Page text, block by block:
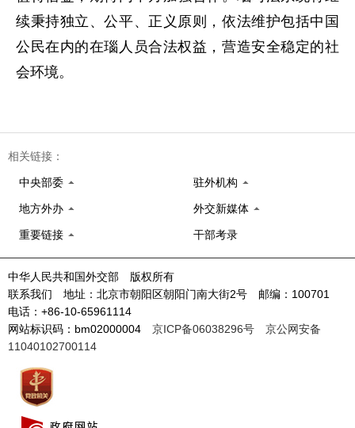
续秉持独立、公平、正义原则，依法维护包括中国
公民在内的在瑙人员合法权益，营造安全稳定的社
会环境。
相关链接：
中央部委 驻外机构
地方外办 外交新媒体
重要链接 干部考录
中华人民共和国外交部 版权所有
联系我们 地址：北京市朝阳区朝阳门南大街2号 邮编：100701
电话：+86-10-65961114
网站标识码：bm02000004 京ICP备06038296号
京公网安备
11040102700114